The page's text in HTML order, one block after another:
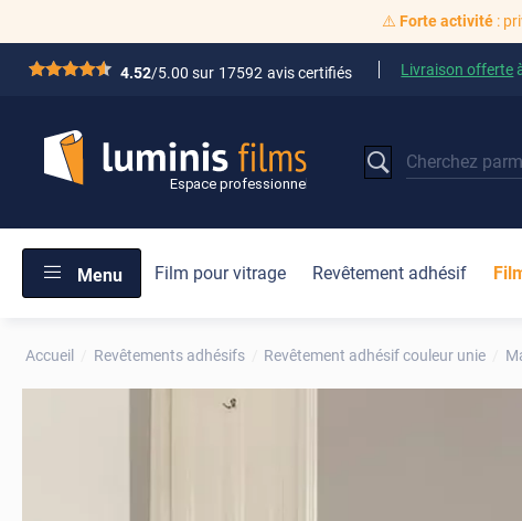
⚠️ Forte activité:
*****4.52/5.00 sur 17592 avis certifiés Livraison offerte
Menu Film pour vitrage Revêtement adhésif
Accueil Revêtements adhésifs Revêtement adhésif couleur unie